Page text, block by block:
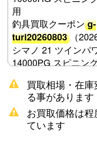
用
釣具買取クーポン g-
turi20260803
（
シマノ 21 ツインパ
14000PG スピニン
釣具買取クーポンg-
turi20260804 （
シマノ 15 ツインパ
8000HG スピニング
買取相場・在
る事があります
お買取価格は
ています